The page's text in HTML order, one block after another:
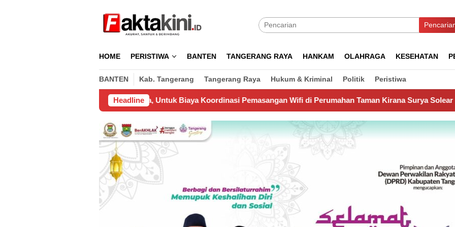
HOME PERISTIWA BANTEN TANGERANG RAYA HANKAM OLAHRAGA KESEHATAN
BANTEN Kab. Tangerang Tangerang Raya Hukum & Kriminal Politik Peristiwa
Headline
Pengusaha, Untuk Biaya Koordinasi Pemasangan Wifi di Perumahan Taman Kirana Surya Solear Spanyol Juara